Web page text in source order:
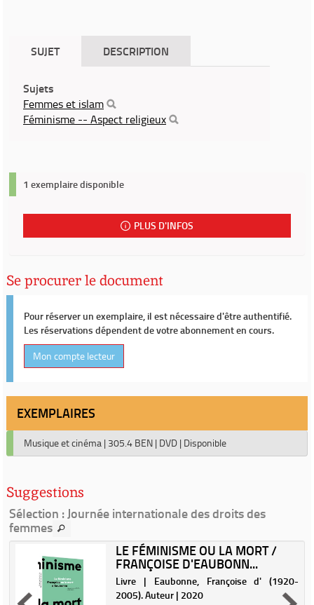
SUJET DESCRIPTION
Sujets
Femmes et islam
Féminisme -- Aspect religieux
1 exemplaire disponible
PLUS D'INFOS
Se procurer le document
Pour réserver un exemplaire, il est nécessaire d'être authentifié.
Les réservations dépendent de votre abonnement en cours.
Mon compte lecteur
EXEMPLAIRES
Musique et cinéma | 305.4 BEN | DVD | Disponible
Suggestions
Sélection : Journée internationale des droits des
femmes
LE FÉMINISME OU LA MORT /
FRANÇOISE D'EAUBONN...
Livre | Eaubonne, Françoise d' (1920-
2005). Auteur | 2020